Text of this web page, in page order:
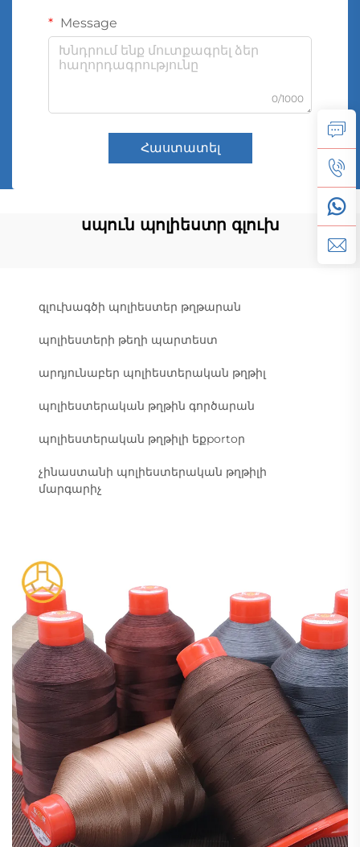
Message
0/1000
Հաստատել
սպուն պոլիեստր գլուխ
գլուխագծի պոլիեստեր թղթարան
պոլիեստերի թեղի պարտեստ
արդյունաբեր պոլիեստերական թղթիլ
պոլիեստերական թղթին գործարան
պոլիեստերական թղթիլի եքportoր
չինաստանի պոլիեստերական թղթիլի
մարգարիչ